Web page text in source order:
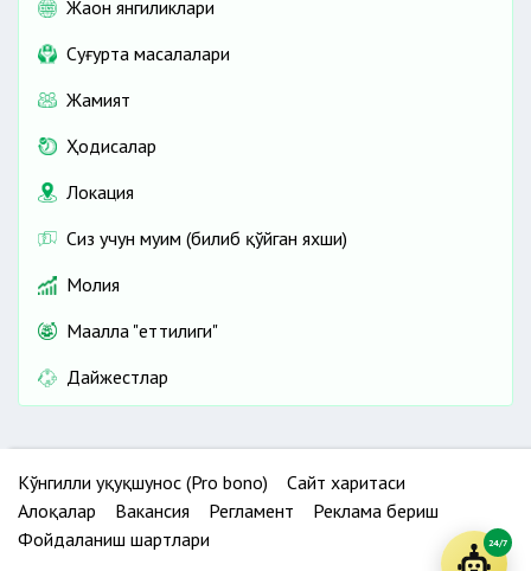
Жаҳон янгиликлари
Cуғурта масалалари
Жамият
Ҳодисалар
Локация
Сиз учун муҳим (билиб қўйган яхши)
Молия
Маҳалла "еттилиги"
Дайжестлар
Кўнгилли ҳуқуқшунос (Pro bono)
Сайт харитаси
Алоқалар
Вакансия Регламент
Реклама бериш
Фойдаланиш шартлари
24/7